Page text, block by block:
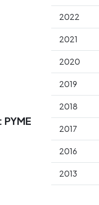
2022
2021
2020
2019
2018
2017
2016
2013
PYME